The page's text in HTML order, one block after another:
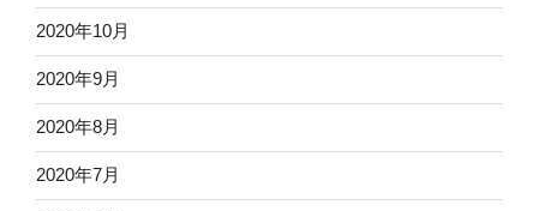
2020年10月
2020年9月
2020年8月
2020年7月